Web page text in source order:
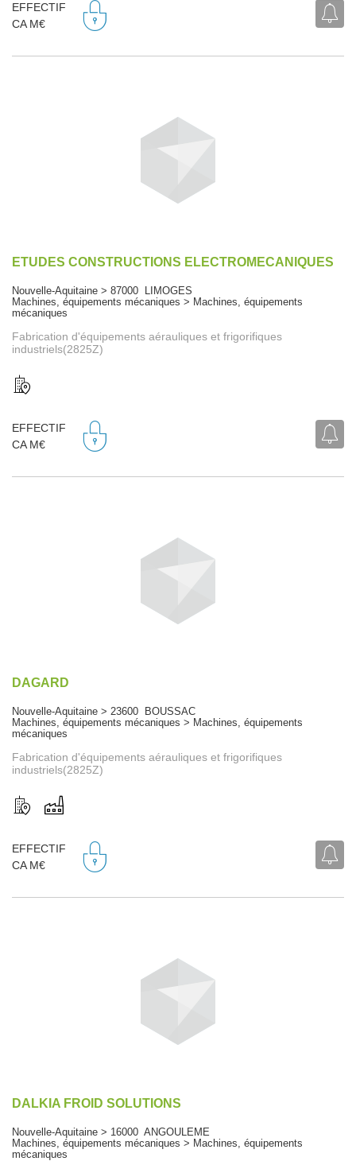
EFFECTIF
CA M€
ETUDES CONSTRUCTIONS ELECTROMECANIQUES
Nouvelle-Aquitaine > 87000 LIMOGES
Machines, équipements mécaniques > Machines, équipements
mécaniques
Fabrication d'équipements aérauliques et frigorifiques
industriels(2825Z)
EFFECTIF
CA M€
DAGARD
Nouvelle-Aquitaine > 23600 BOUSSAC
Machines, équipements mécaniques > Machines, équipements
mécaniques
Fabrication d'équipements aérauliques et frigorifiques
industriels(2825Z)
EFFECTIF
CA M€
DALKIA FROID SOLUTIONS
Nouvelle-Aquitaine > 16000 ANGOULEME
Machines, équipements mécaniques > Machines, équipements
mécaniques